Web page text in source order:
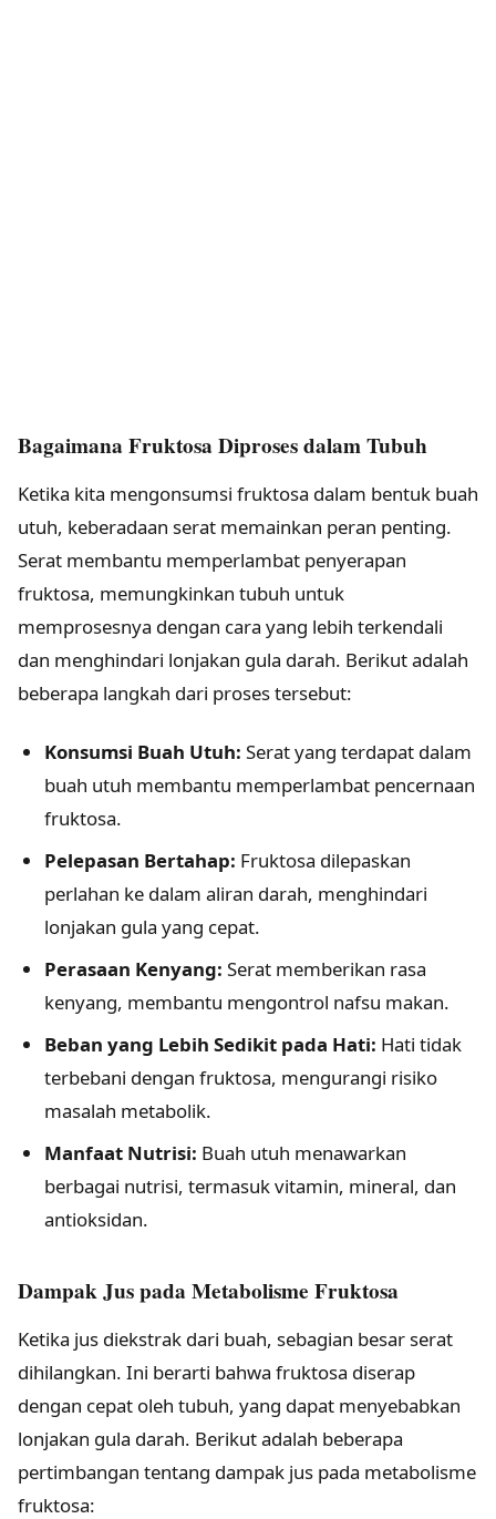
Bagaimana Fruktosa Diproses dalam Tubuh
Ketika kita mengonsumsi fruktosa dalam bentuk buah
utuh, keberadaan serat memainkan peran penting.
Serat membantu memperlambat penyerapan
fruktosa, memungkinkan tubuh untuk
memprosesnya dengan cara yang lebih terkendali
dan menghindari lonjakan gula darah. Berikut adalah
beberapa langkah dari proses tersebut:
Konsumsi Buah Utuh: Serat yang terdapat dalam
buah utuh membantu memperlambat pencernaan
fruktosa.
Pelepasan Bertahap: Fruktosa dilepaskan
perlahan ke dalam aliran darah, menghindari
lonjakan gula yang cepat.
Perasaan Kenyang: Serat memberikan rasa
kenyang, membantu mengontrol nafsu makan.
Beban yang Lebih Sedikit pada Hati: Hati tidak
terbebani dengan fruktosa, mengurangi risiko
masalah metabolik.
Manfaat Nutrisi: Buah utuh menawarkan
berbagai nutrisi, termasuk vitamin, mineral, dan
antioksidan.
Dampak Jus pada Metabolisme Fruktosa
Ketika jus diekstrak dari buah, sebagian besar serat
dihilangkan. Ini berarti bahwa fruktosa diserap
dengan cepat oleh tubuh, yang dapat menyebabkan
lonjakan gula darah. Berikut adalah beberapa
pertimbangan tentang dampak jus pada metabolisme
fruktosa: